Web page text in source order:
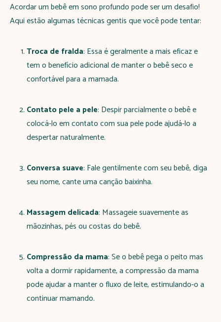
Acordar um bebê em sono profundo pode ser um desafio!
Aqui estão algumas técnicas gentis que você pode tentar:
Troca de fralda: Essa é geralmente a mais eficaz e
tem o benefício adicional de manter o bebê seco e
confortável para a mamada.
Contato pele a pele: Despir parcialmente o bebê e
colocá-lo em contato com sua pele pode ajudá-lo a
despertar naturalmente.
Conversa suave: Fale gentilmente com seu bebê, diga
seu nome, cante uma canção baixinha.
Massagem delicada: Massageie suavemente as
mãozinhas, pés ou costas do bebê.
Compressão da mama: Se o bebê pega o peito mas
volta a dormir rapidamente, a compressão da mama
pode ajudar a manter o fluxo de leite, estimulando-o a
continuar mamando.